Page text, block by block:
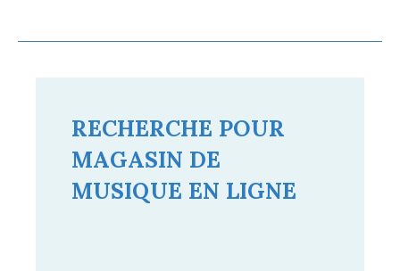
RECHERCHE POUR
MAGASIN DE
MUSIQUE EN LIGNE